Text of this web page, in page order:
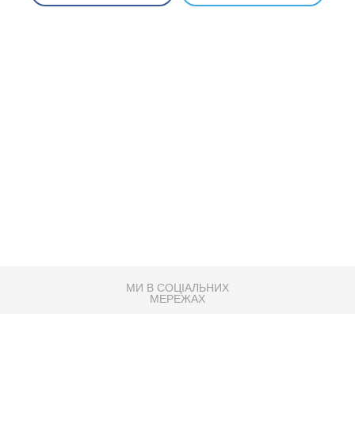
МИ В СОЦІАЛЬНИХ
МЕРЕЖАХ